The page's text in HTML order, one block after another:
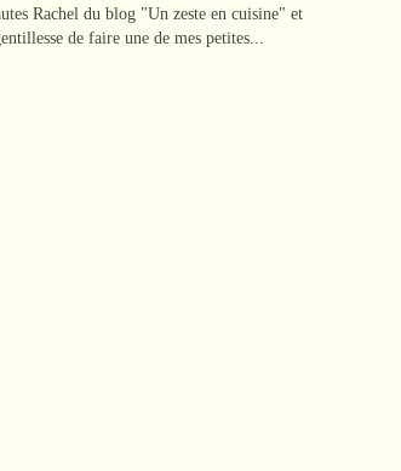
Rachel du blog "Un zeste en cuisine" et
de faire une de mes petites...